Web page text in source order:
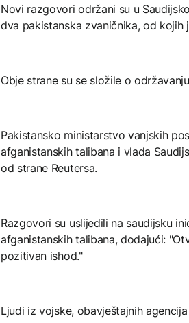
Novi razgovori održani su u
dva pakistanska zvaničnika, od kojih
Obje strane su se složile o
Pakistansko ministarstvo vanjskih
afganistanskih talibana i vlada
od strane Reutersa.
Razgovori su uslijedili na saudijsku
afganistanskih talibana, dodajući:
pozitivan ishod."
Ljudi iz vojske, obavještajnih